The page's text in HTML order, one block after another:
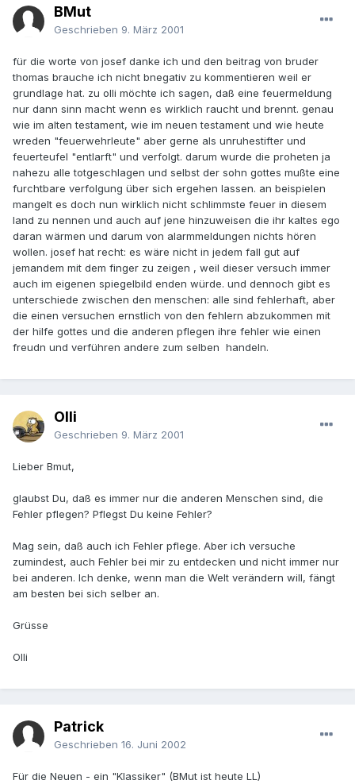
BMut
Geschrieben 9. März 2001
für die worte von josef danke ich und den beitrag von bruder
thomas brauche ich nicht bnegativ zu kommentieren weil er
grundlage hat. zu olli möchte ich sagen, daß eine feuermeldung
nur dann sinn macht wenn es wirklich raucht und brennt. genau
wie im alten testament, wie im neuen testament und wie heute
wreden "feuerwehrleute" aber gerne als unruhestifter und
feuerteufel "entlarft" und verfolgt. darum wurde die proheten ja
nahezu alle totgeschlagen und selbst der sohn gottes mußte eine
furchtbare verfolgung über sich ergehen lassen. an beispielen
mangelt es doch nun wirklich nicht schlimmste feuer in diesem
land zu nennen und auch auf jene hinzuweisen die ihr kaltes ego
daran wärmen und darum von alarmmeldungen nichts hören
wollen. josef hat recht: es wäre nicht in jedem fall gut auf
jemandem mit dem finger zu zeigen , weil dieser versuch immer
auch im eigenen spiegelbild enden würde. und dennoch gibt es
unterschiede zwischen den menschen: alle sind fehlerhaft, aber
die einen versuchen ernstlich von den fehlern abzukommen mit
der hilfe gottes und die anderen pflegen ihre fehler wie einen
freudn und verführen andere zum selben handeln.
Olli
Geschrieben 9. März 2001
Lieber Bmut,
glaubst Du, daß es immer nur die anderen Menschen sind, die
Fehler pflegen? Pflegst Du keine Fehler?
Mag sein, daß auch ich Fehler pflege. Aber ich versuche
zumindest, auch Fehler bei mir zu entdecken und nicht immer nur
bei anderen. Ich denke, wenn man die Welt verändern will, fängt
am besten bei sich selber an.
Grüsse
Olli
Patrick
Geschrieben 16. Juni 2002
Für die Neuen - ein "Klassiker" (BMut ist heute LL)